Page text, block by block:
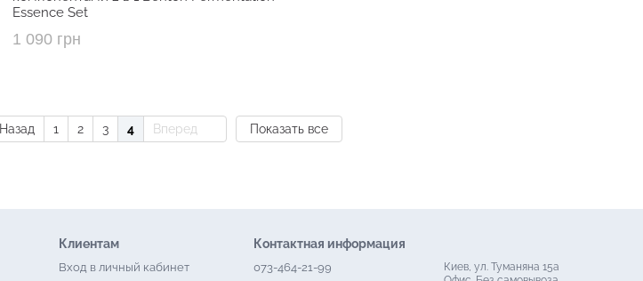
Essence Set
1 090 грн
Назад 1 2 3 4 Вперед Показать все
Клиентам
Вход в личный кабинет
Контактная информация
073-464-21-99
Киев, ул. Туманяна 15а